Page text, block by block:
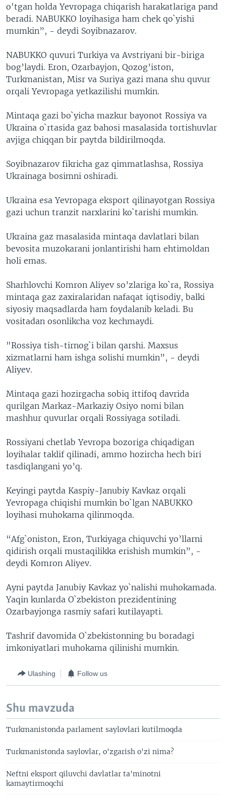
o'tgan holda Yevropaga chiqarish harakatlariga pand
beradi. NABUKKO loyihasiga ham chek qo`yishi
mumkin”, - deydi Soyibnazarov.
NABUKKO quvuri Turkiya va Avstriyani bir-biriga
bog’laydi. Eron, Ozarbayjon, Qozog’iston,
Turkmanistan, Misr va Suriya gazi mana shu quvur
orqali Yevropaga yetkazilishi mumkin.
Mintaqa gazi bo`yicha mazkur bayonot Rossiya va
Ukraina o`rtasida gaz bahosi masalasida tortishuvlar
avjiga chiqqan bir paytda bildirilmoqda.
Soyibnazarov fikricha gaz qimmatlashsa, Rossiya
Ukrainaga bosimni oshiradi.
Ukraina esa Yevropaga eksport qilinayotgan Rossiya
gazi uchun tranzit narxlarini ko`tarishi mumkin.
Ukraina gaz masalasida mintaqa davlatlari bilan
bevosita muzokarani jonlantirishi ham ehtimoldan
holi emas.
Sharhlovchi Komron Aliyev so’zlariga ko`ra, Rossiya
mintaqa gaz zaxiralaridan nafaqat iqtisodiy, balki
siyosiy maqsadlarda ham foydalanib keladi. Bu
vositadan osonlikcha voz kechmaydi.
"Rossiya tish-tirnog`i bilan qarshi. Maxsus
xizmatlarni ham ishga solishi mumkin”, - deydi
Aliyev.
Mintaqa gazi hozirgacha sobiq ittifoq davrida
qurilgan Markaz-Markaziy Osiyo nomi bilan
mashhur quvurlar orqali Rossiyaga sotiladi.
Rossiyani chetlab Yevropa bozoriga chiqadigan
loyihalar taklif qilinadi, ammo hozircha hech biri
tasdiqlangani yo’q.
Keyingi paytda Kaspiy-Janubiy Kavkaz orqali
Yevropaga chiqishi mumkin bo`lgan NABUKKO
loyihasi muhokama qilinmoqda.
“Afg`oniston, Eron, Turkiyaga chiquvchi yo’llarni
qidirish orqali mustaqilikka erishish mumkin”, -
deydi Komron Aliyev.
Ayni paytda Janubiy Kavkaz yo`nalishi muhokamada.
Yaqin kunlarda O`zbekiston prezidentining
Ozarbayjonga rasmiy safari kutilayapti.
Tashrif davomida O`zbekistonning bu boradagi
imkoniyatlari muhokama qilinishi mumkin.
Ulashing Follow us
Shu mavzuda
Turkmanistonda parlament saylovlari kutilmoqda
Turkmanistonda saylovlar, o'zgarish o'zi nima?
Neftni eksport qiluvchi davlatlar ta'minotni
kamaytirmoqchi